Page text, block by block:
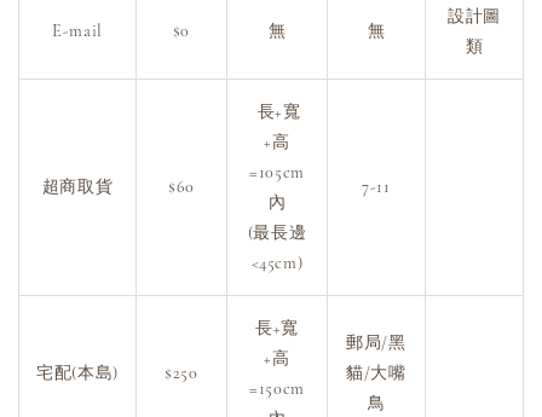
E-mail $0 無 無
設計圖
類
超商取貨 $60
長+寬
+高
=105cm
內
(最長邊
<45cm)
7-11
宅配(本島) $250
長+寬
+高
=150cm
郵局/黑
貓/大嘴
鳥